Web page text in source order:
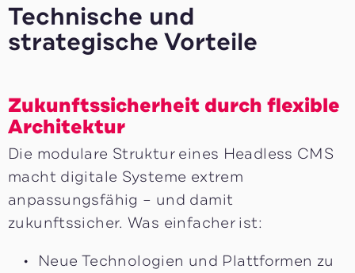
Technische und
strategische Vorteile
Zukunftssicherheit durch flexible
Architektur
Die modulare Struktur eines Headless CMS
macht digitale Systeme extrem
anpassungsfähig – und damit
zukunftssicher. Was einfacher ist:
Neue Technologien und Plattformen zu